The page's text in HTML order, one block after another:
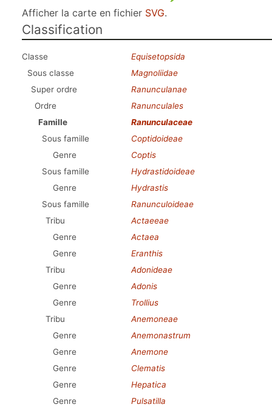
Afficher la carte en fichier SVG.
Classification
Classe
Equisetopsida
Sous classe
Magnoliidae
Super ordre
Ranunculanae
Ordre
Ranunculales
Famille
Ranunculaceae
Sous famille
Coptidoideae
Genre
Coptis
Sous famille
Hydrastidoideae
Genre
Hydrastis
Sous famille
Ranunculoideae
Tribu
Actaeeae
Genre
Actaea
Genre
Eranthis
Tribu
Adonideae
Genre
Adonis
Genre
Trollius
Tribu
Anemoneae
Genre
Anemonastrum
Genre
Anemone
Genre
Clematis
Genre
Hepatica
Genre
Pulsatilla